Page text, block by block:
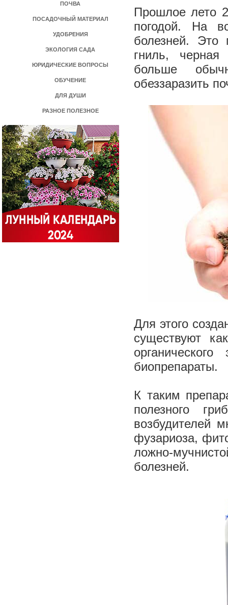
ПОЧВА
ПОСАДОЧНЫЙ МАТЕРИАЛ
УДОБРЕНИЯ
ЭКОЛОГИЯ САДА
ЮРИДИЧЕСКИЕ ВОПРОСЫ
ОБУЧЕНИЕ
ДЛЯ ДУШИ
РАЗНОЕ ПОЛЕЗНОЕ
Прошлое лето
погодой. На
болезней. Это
гниль, черная
больше
обеззаразить
Для этого
существуют
биопрепараты.
К таким
полезного
возбудителей
фузариоза,
ложно-
болезней.